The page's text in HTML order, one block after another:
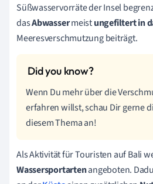
Süßwasservorräte der Insel
dasAbwassermeistungefiltert in
Meeresverschmutzung beiträgt.
Wenn Du mehr über die
erfahren willst, schau Dir gerne
diesem Thema an!
Als Aktivität für Touristen auf Bali
Wassersportartenangeboten.